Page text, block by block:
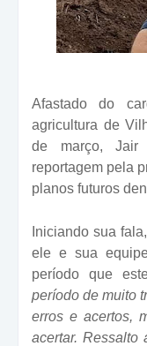
Afastado do
agricultura de
de março, Jair
reportagem pela
planos futuros
Iniciando sua
ele e sua
período que
período de muito
erros e acertos,
acertar. Ressalto